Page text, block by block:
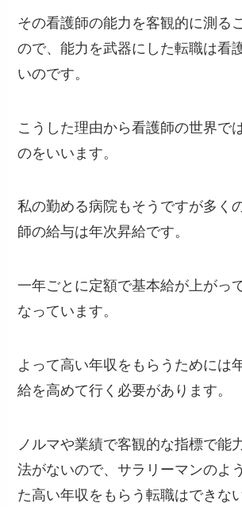
その看護師の能力を客観的に測る
ので、能力を武器にした転職は看
いのです。
こうした理由から看護師の世界で
のをいいます。
私の勤める病院もそうですが多く
師の給与は年次昇給です。
一年ごとに定額で基本給が上がっ
なっています。
よって高い年収をもらうためには
給を高めて行く必要があります。
ノルマや業績で客観的な指標で能
法がないので、サラリーマンのよ
た高い年収をもらう転職はできな